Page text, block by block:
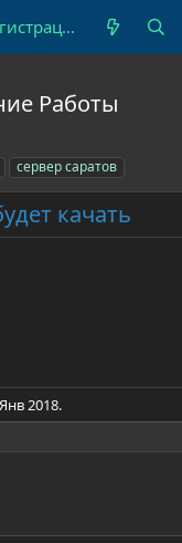
Регистрация
Работы
сервер саратов
качать
2018.